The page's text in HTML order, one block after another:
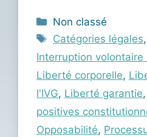
Catégories
Non classé
Étiquettes
Catégories légales,
Interruption volontaire
Liberté corporelle,
l'IVG, Liberté garantie,
positives
Opposabilité,